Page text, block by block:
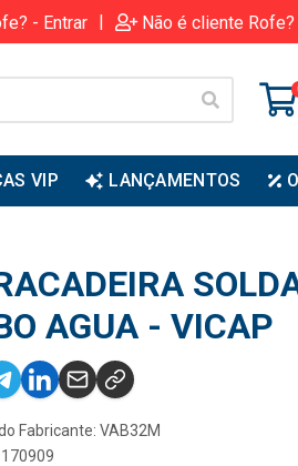
- Entrar | Não é cliente
VIP LANÇAMENTOS
AGUA - VICAP
Fabricante: VAB32M